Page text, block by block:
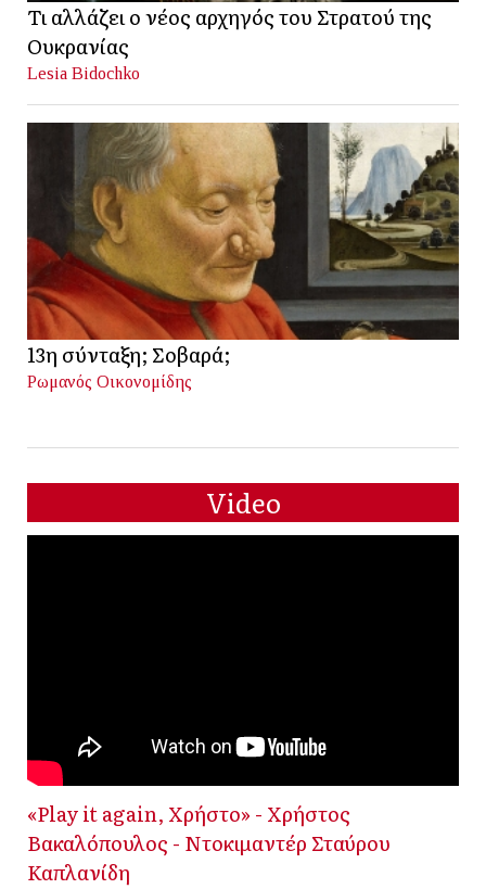
Τι αλλάζει ο νέος αρχηγός του Στρατού της
Ουκρανίας
Lesia Bidochko
13η σύνταξη; Σοβαρά;
Ρωμανός Οικονομίδης
Video
«Play it again, Χρήστο» - Χρήστος
Βακαλόπουλος - Ντοκιμαντέρ Σταύρου
Καπλανίδη